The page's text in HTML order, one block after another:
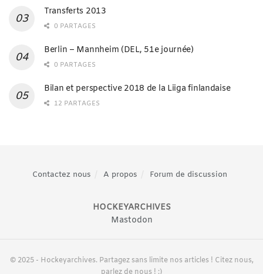
Transferts 2013
0 PARTAGES
Berlin – Mannheim (DEL, 51e journée)
0 PARTAGES
Bilan et perspective 2018 de la Liiga finlandaise
12 PARTAGES
Contactez nous A propos Forum de discussion
HOCKEYARCHIVES
Mastodon
© 2025 - Hockeyarchives. Partagez sans limite nos articles ! Citez nous,